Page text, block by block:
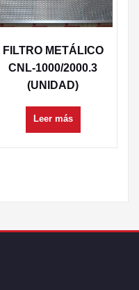
FILTRO METÁLICO
CNL-1000/2000.3
(UNIDAD)
Leer más